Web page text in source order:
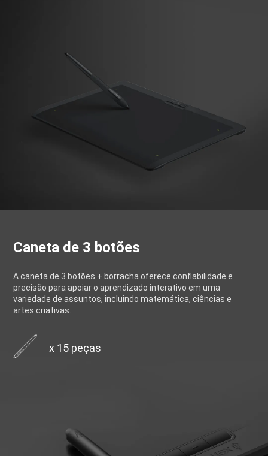
Caneta de 3 botões
A caneta de 3 botões + borracha oferece confiabilidade e
precisão para apoiar o aprendizado interativo em uma
variedade de assuntos, incluindo matemática, ciências e
artes criativas.
x 15 peças